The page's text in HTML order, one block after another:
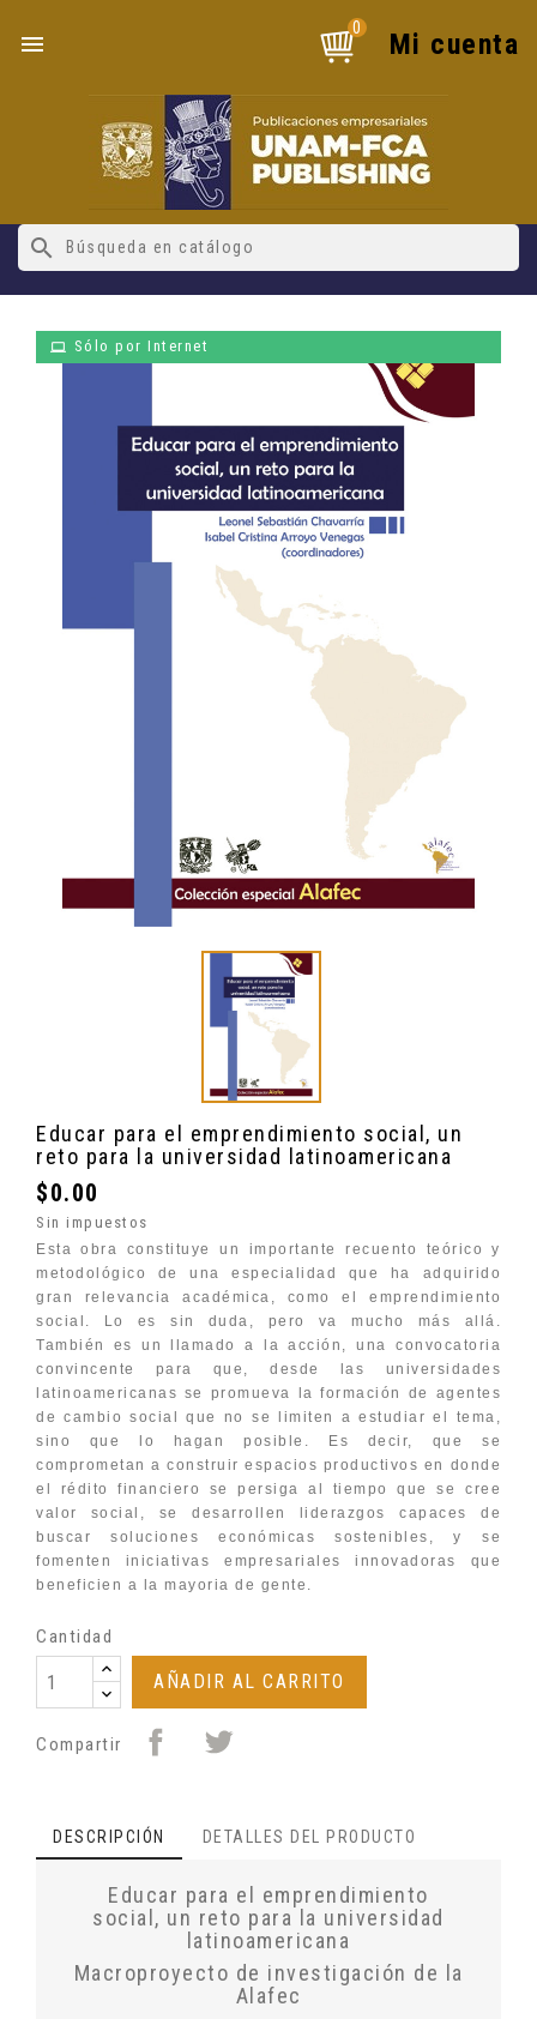
 Mi cuenta
0
search
Sólo por Internet
Educar para el emprendimiento social, un
reto para la universidad latinoamericana
$0.00
Sin impuestos
Esta obra constituye un importante recuento teórico y
metodológico de una especialidad que ha adquirido
gran relevancia académica, como el emprendimiento
social. Lo es sin duda, pero va mucho más allá.
También es un llamado a la acción, una convocatoria
convincente para que, desde las universidades
latinoamericanas se promueva la formación de agentes
de cambio social que no se limiten a estudiar el tema,
sino que lo hagan posible. Es decir, que se
comprometan a construir espacios productivos en donde
el rédito financiero se persiga al tiempo que se cree
valor social, se desarrollen liderazgos capaces de
buscar soluciones económicas sostenibles, y se
fomenten iniciativas empresariales innovadoras que
beneficien a la mayoria de gente.
Cantidad
AÑADIR AL CARRITO
Compartir
DESCRIPCIÓN DETALLES DEL PRODUCTO
Educar para el emprendimiento
social, un reto para la universidad
latinoamericana
Macroproyecto de investigación de la
Alafec